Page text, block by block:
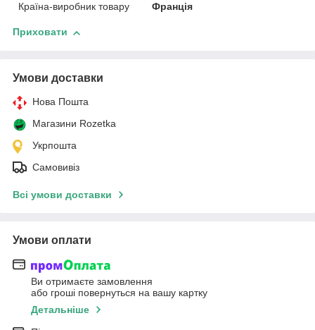
Країна-виробник товару
Франція
Приховати
Умови доставки
Нова Пошта
Магазини Rozetka
Укрпошта
Самовивіз
Всі умови доставки
Умови оплати
Ви отримаєте замовлення
або гроші повернуться на вашу картку
Детальніше